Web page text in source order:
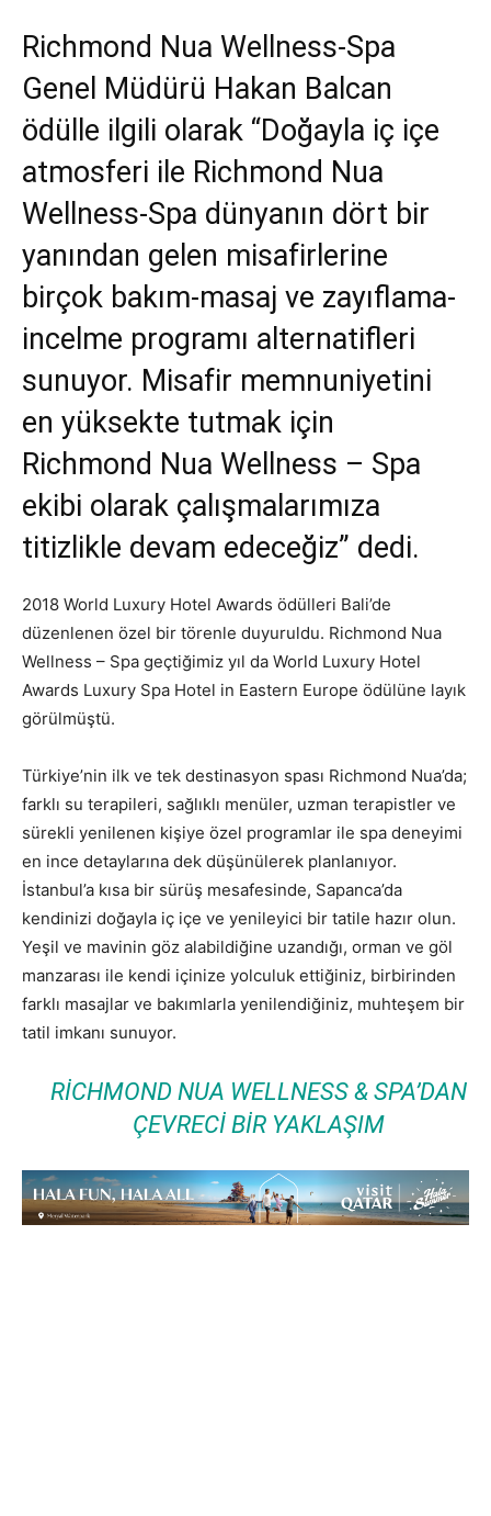
Richmond Nua Wellness-Spa
Genel Müdürü Hakan Balcan
ödülle ilgili olarak “Doğayla iç içe
atmosferi ile Richmond Nua
Wellness-Spa dünyanın dört bir
yanından gelen misafirlerine
birçok bakım-masaj ve zayıflama-
incelme programı alternatifleri
sunuyor. Misafir memnuniyetini
en yüksekte tutmak için
Richmond Nua Wellness – Spa
ekibi olarak çalışmalarımıza
titizlikle devam edeceğiz” dedi.
2018 World Luxury Hotel Awards ödülleri Bali’de
düzenlenen özel bir törenle duyuruldu. Richmond Nua
Wellness – Spa geçtiğimiz yıl da World Luxury Hotel
Awards Luxury Spa Hotel in Eastern Europe ödülüne layık
görülmüştü.
Türkiye’nin ilk ve tek destinasyon spası Richmond Nua’da;
farklı su terapileri, sağlıklı menüler, uzman terapistler ve
sürekli yenilenen kişiye özel programlar ile spa deneyimi
en ince detaylarına dek düşünülerek planlanıyor.
İstanbul’a kısa bir sürüş mesafesinde, Sapanca’da
kendinizi doğayla iç içe ve yenileyici bir tatile hazır olun.
Yeşil ve mavinin göz alabildiğine uzandığı, orman ve göl
manzarası ile kendi içinize yolculuk ettiğiniz, birbirinden
farklı masajlar ve bakımlarla yenilendiğiniz, muhteşem bir
tatil imkanı sunuyor.
RICHMOND NUA WELLNESS & SPA’DAN
ÇEVRECI BIR YAKLAŞIM